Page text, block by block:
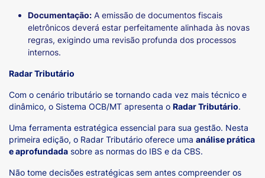
Documentação: A emissão de documentos fiscais
eletrônicos deverá estar perfeitamente alinhada às novas
regras, exigindo uma revisão profunda dos processos
internos.
Radar Tributário
Com o cenário tributário se tornando cada vez mais técnico e
dinâmico, o Sistema OCB/MT apresenta o Radar Tributário.
Uma ferramenta estratégica essencial para sua gestão. Nesta
primeira edição, o Radar Tributário oferece uma análise prática
e aprofundada sobre as normas do IBS e da CBS.
Não tome decisões estratégicas sem antes compreender os